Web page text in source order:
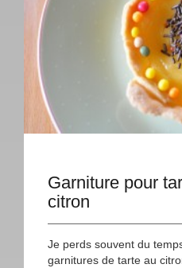
Garniture pour
citron
Je perds souvent du
garnitures de tarte au